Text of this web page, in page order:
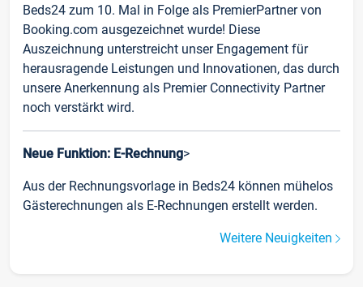
Beds24 zum 10. Mal in Folge als PremierPartner von
Booking.com ausgezeichnet wurde! Diese
Auszeichnung unterstreicht unser Engagement für
herausragende Leistungen und Innovationen, das durch
unsere Anerkennung als Premier Connectivity Partner
noch verstärkt wird.
Neue Funktion: E-Rechnung>
Aus der Rechnungsvorlage in Beds24 können mühelos
Gästerechnungen als E-Rechnungen erstellt werden.
Weitere Neuigkeiten